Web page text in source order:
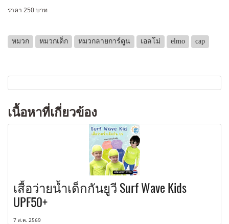
ราคา 250 บาท
หมวก หมวกเด็ก หมวกลายการ์ตูน เอลโม่ elmo cap
เนื้อหาที่เกี่ยวข้อง
เสื้อว่ายน้ำเด็กกันยูวี Surf Wave Kids
UPF50+
7 ส.ค. 2569